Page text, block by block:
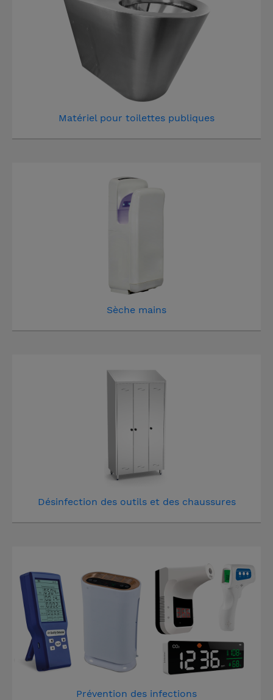
Matériel pour toilettes publiques
Sèche mains
Désinfection des outils et des chaussures
Prévention des infections